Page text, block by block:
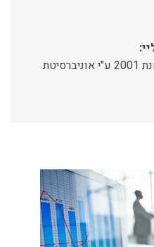
זכייה בתואר מרצה מצטיין לשנת 2001 ע"י אוניברסיטת